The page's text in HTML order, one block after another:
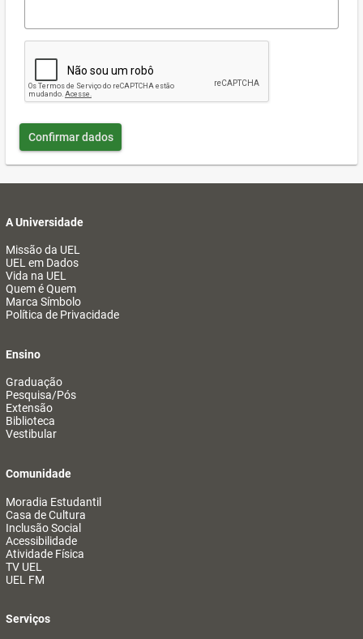
Confirmar dados
A Universidade
Missão da UEL
UEL em Dados
Vida na UEL
Quem é Quem
Marca Símbolo
Política de Privacidade
Ensino
Graduação
Pesquisa/Pós
Extensão
Biblioteca
Vestibular
Comunidade
Moradia Estudantil
Casa de Cultura
Inclusão Social
Acessibilidade
Atividade Física
TV UEL
UEL FM
Serviços